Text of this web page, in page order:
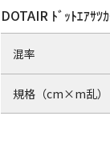
DOTAIR ﾄﾞｯﾄｴｱｻﾂ
混率
規格（cm×m乱）